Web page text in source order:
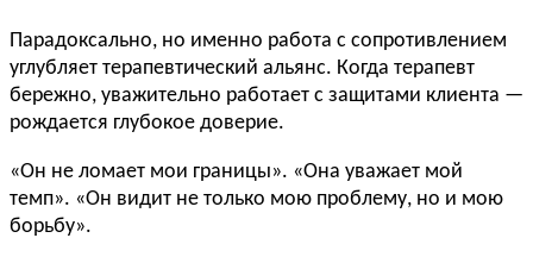
Парадоксально, но именно работа с сопротивлением
углубляет терапевтический альянс. Когда терапевт
бережно, уважительно работает с защитами клиента —
рождается глубокое доверие.
«Он не ломает мои границы». «Она уважает мой
темп». «Он видит не только мою проблему, но и мою
борьбу».